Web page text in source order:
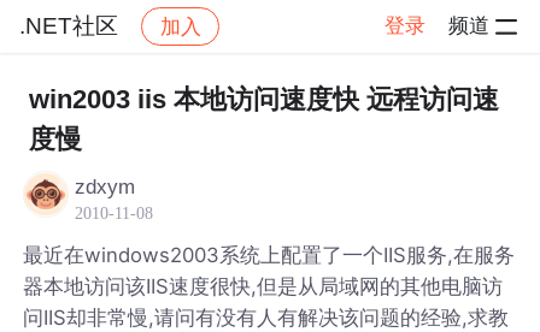
.NET社区 加入 登录 频道
社区 .NET社区 帖子详情
win2003 iis 本地访问速度快 远程访问速
度慢
zdxym
2010-11-08
最近在windows2003系统上配置了一个IIS服务,在服务
器本地访问该IIS速度很快,但是从局域网的其他电脑访
问IIS却非常慢,请问有没有人有解决该问题的经验,求教